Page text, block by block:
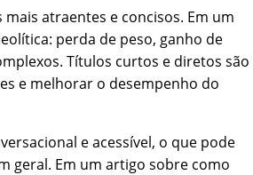
atraentes e concisos. Em um
perda de peso, ganho de
Títulos curtos e diretos são
e melhorar o desempenho do
e acessível, o que pode
geral. Em um artigo sobre como